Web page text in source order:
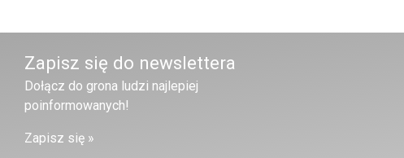
Zapisz się do newslettera
Dołącz do grona ludzi najlepiej
poinformowanych!
Zapisz się »